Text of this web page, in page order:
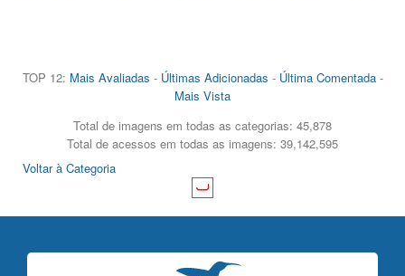
TOP 12: Mais Avaliadas - Últimas Adicionadas - Última Comentada-
Mais Vista
Total de imagens em todas as categorias: 45,878
Total de acessos em todas as imagens: 39,142,595
Voltar à Categoria